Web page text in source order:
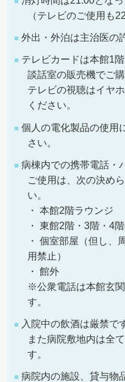
（テレビのご使用も
外出・外泊は主治医の
テレビカードは本館1
談話室の販売機でご購
テレビの視聴はイヤ
ください。
個人の電化製品の使用
さい。
病棟内での携帯電話・
ご使用は、次の決め
い。
・ 本館2階ラウンジ
・ 東館2階・3階・4
・ 個室部屋（但し、
用禁止）
・ 館外
※公衆電話は本館玄
す。
入院中の飲酒は厳禁で
また病院敷地内は全
す。
病院内の施設、貸与物